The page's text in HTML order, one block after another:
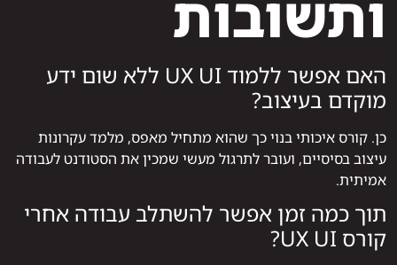
ותשובות
האם אפשר ללמוד UX UI ללא שום ידע
מוקדם בעיצוב?
כן. קורס איכותי בנוי כך שהוא מתחיל מאפס, מלמד עקרונות
עיצוב בסיסיים, ועובר לתרגול מעשי שמכין את הסטודנט לעבודה
אמיתית.
תוך כמה זמן אפשר להשתלב עבודה אחרי
קורס UX UI?